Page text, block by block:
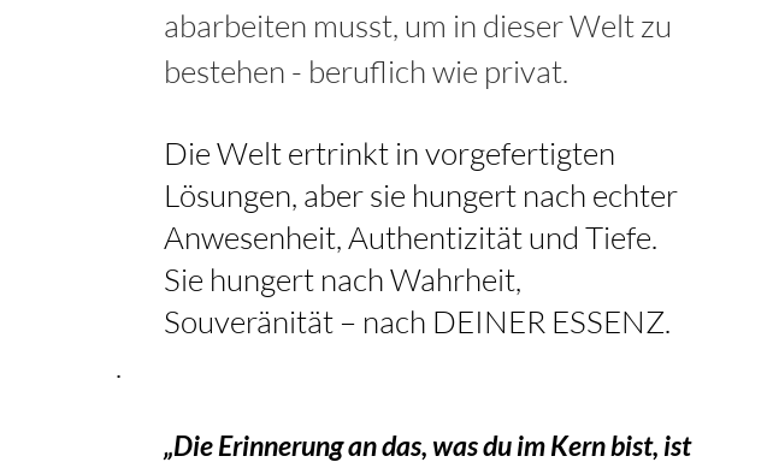
abarbeiten musst, um in dieser Welt zu
bestehen - beruflich wie privat.
Die Welt ertrinkt in vorgefertigten
Lösungen, aber sie hungert nach echter
Anwesenheit, Authentizität und Tiefe.
Sie hungert nach Wahrheit,
Souveränität – nach DEINER ESSENZ.
.
„Die Erinnerung an das, was du im Kern bist, ist